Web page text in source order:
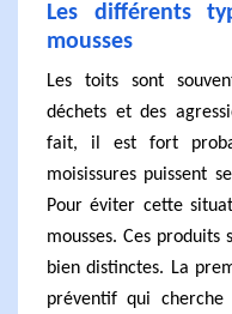
Les différents
mousses
Les toits sont
déchets et des
fait, il est fort
moisissures puissent
Pour éviter cette
mousses. Ces
bien distinctes. La
préventif qui